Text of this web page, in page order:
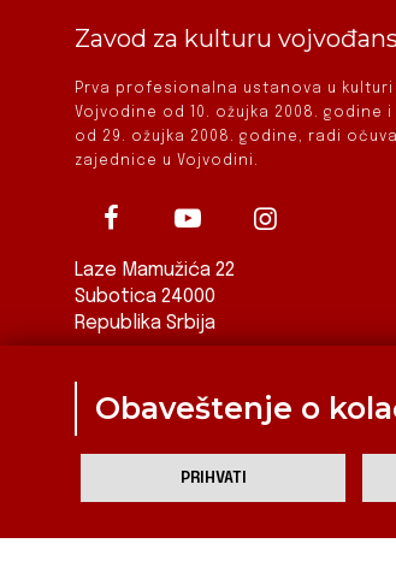
Zavod za kulturu
Prva profesionalna ustanova u kulturi
Vojvodine od 10. ožujka 2008.
od 29. ožujka 2008. godine, radi
zajednice u Vojvodini.
Laze Mamužića 22
Subotica 24000
Republika Srbija
Obaveštenje o
PRIHVATI